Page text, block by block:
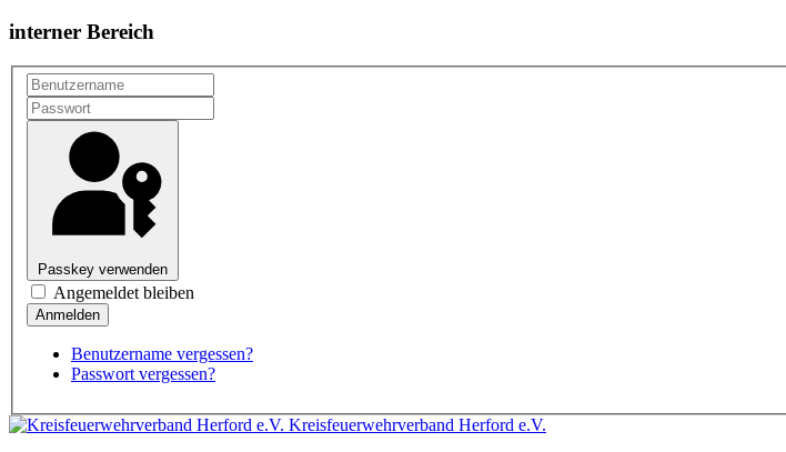
interner Bereich
Passkey verwenden
Angemeldet bleiben
Benutzername vergessen?
Passwort vergessen?
Kreisfeuerwehrverband Herford e.V.